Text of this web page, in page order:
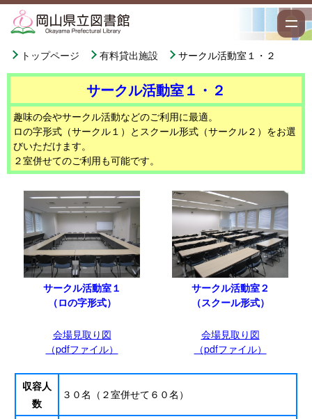
トップページ 有料貸出施設 サークル活動室１・２
サークル活動室１・２
趣味の会やサークル活動などのご利用に最適。
ロの字形式（サークル１）とスクール形式（サークル２）をお選
びいただけます。
２室併せてのご利用も可能です。
サークル活動室１
（ロの字形式）
サークル活動室２
（スクール形式）
会場見取り図
（pdfファイル）
会場見取り図
（pdfファイル）
収容人
数
３０名（２室併せて６０名）